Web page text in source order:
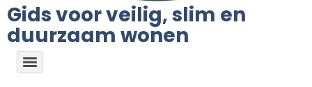
Gids voor veilig, slim en
duurzaam wonen